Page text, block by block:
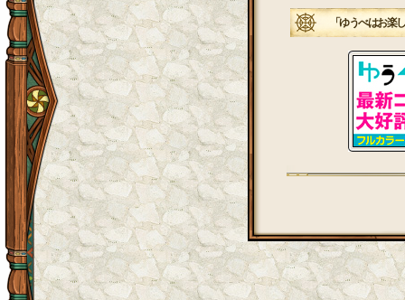
「ゆうべはお楽